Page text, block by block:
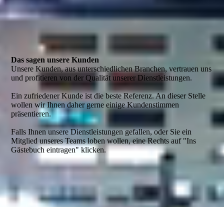
Das sagen unsere Kunden
Unsere Kunden, aus unterschiedlichen Branchen, vertrauen uns
und profitieren von der Qualität unserer Dienstleistungen.
Ein zufriedener Kunde ist die beste Referenz. An dieser Stelle
wollen wir Ihnen daher gerne einige Kundenstimmen
präsentieren.
Falls Ihnen unsere Dienstleistungen gefallen, oder Sie ein
Mitglied unseres Teams loben wollen, eine Rechts auf "Ins
Gästebuch eintragen" klicken.